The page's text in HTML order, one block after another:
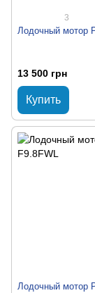
3
Лодочный мотор
13 500 грн
Купить
Лодочный мотор